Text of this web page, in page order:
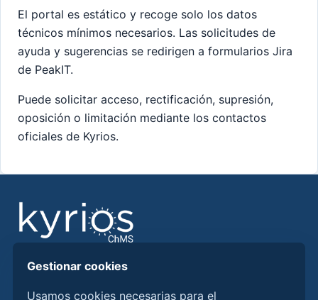
El portal es estático y recoge solo los datos
técnicos mínimos necesarios. Las solicitudes de
ayuda y sugerencias se redirigen a formularios Jira
de PeakIT.
Puede solicitar acceso, rectificación, supresión,
oposición o limitación mediante los contactos
oficiales de Kyrios.
Encuentre respuestas, guías y procedimientos para
aprovechar mejor Kyrios ChMS.
Gestionar cookies
Usamos cookies necesarias para el